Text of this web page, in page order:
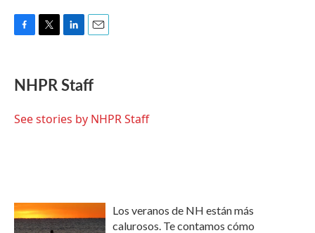
e
b
o
t
t
r
k
e
I
i
l
NHPR Staff
See stories by NHPR Staff
Los veranos de NH están más
calurosos. Te contamos cómo